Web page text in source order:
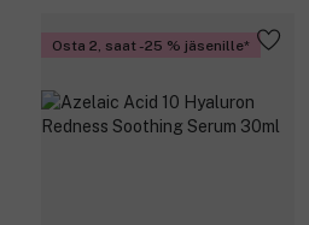
Osta 2, saat -25 % jäsenille